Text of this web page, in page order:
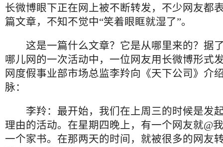
长微博眼下正在网上被不断转发，不少网友都
篇文章，不知不觉中“笑着眼眶就湿了”。
这是一篇什么文章？它是从哪里来的？据
哪儿网的一次活动中，一位网友用长微博形式
网度假事业部市场总监李羚向《天下公司》介
脉：
李羚：最开始，我们在上周三的时候是发起
理由的活动。在星期四晚上，有一个网友就@
一个家书。在那两天的时间，就被很多的网友